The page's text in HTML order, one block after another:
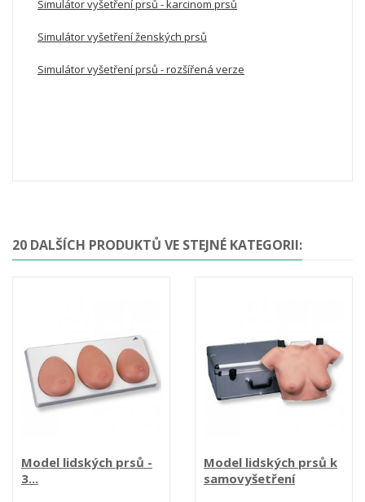
Simulátor vyšetření prsů - karcinom prsů
Simulátor vyšetření ženských prsů
Simulátor vyšetření prsů - rozšířená verze
20 DALŠÍCH PRODUKTŮ VE STEJNÉ KATEGORII:
Model lidských prsů -
3...
Model lidských prsů k
samovyšetření